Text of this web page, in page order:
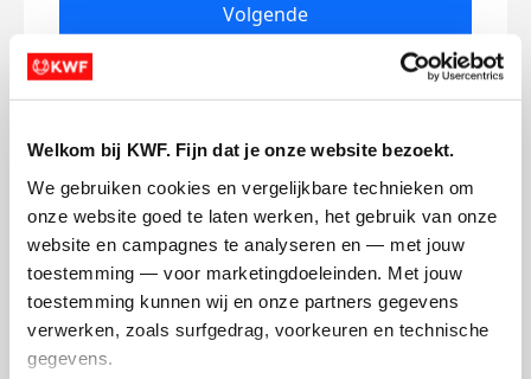
Welkom bij KWF. Fijn dat je onze website bezoekt.
We gebruiken cookies en vergelijkbare technieken om
onze website goed te laten werken, het gebruik van onze
website en campagnes te analyseren en — met jouw
toestemming — voor marketingdoeleinden. Met jouw
toestemming kunnen wij en onze partners gegevens
verwerken, zoals surfgedrag, voorkeuren en technische
gegevens.
Volgende
Creditcard
Referentie